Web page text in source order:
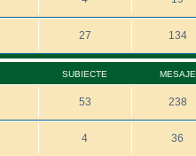
27 134
SUBIECTE MESAJE
53 238
4 36